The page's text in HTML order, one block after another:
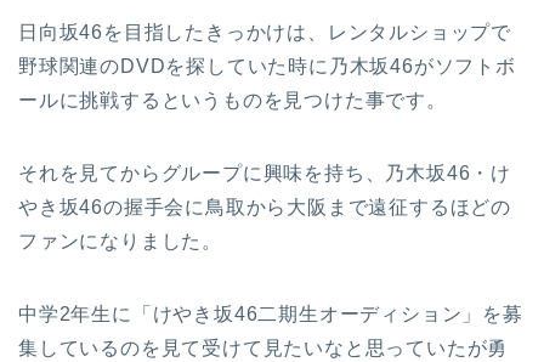
日向坂46を目指したきっかけは、レンタルショップで
野球関連のDVDを探していた時に乃木坂46がソフトボ
ールに挑戦するというものを見つけた事です。
それを見てからグループに興味を持ち、乃木坂46・け
やき坂46の握手会に鳥取から大阪まで遠征するほどの
ファンになりました。
中学2年生に「けやき坂46二期生オーディション」を募
集しているのを見て受けて見たいなと思っていたが勇